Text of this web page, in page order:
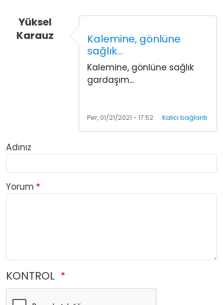
Yüksel
Karauz
Kalemine, gönlüne
sağlık…
Kalemine, gönlüne sağlık
gardaşım...
Per, 01/21/2021 - 17:52 Kalıcı bağlantı
Adınız
Yorum
KONTROL